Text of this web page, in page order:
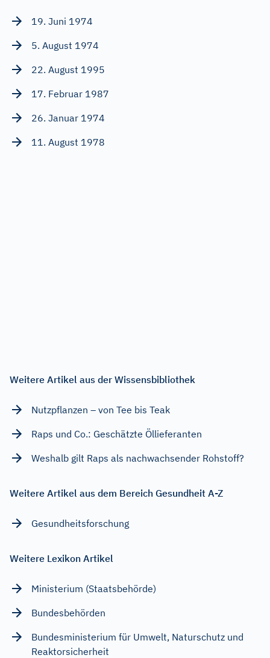
19. Juni 1974
5. August 1974
22. August 1995
17. Februar 1987
26. Januar 1974
11. August 1978
Weitere Artikel aus der Wissensbibliothek
Nutzpflanzen – von Tee bis Teak
Raps und Co.: Geschätzte Öllieferanten
Weshalb gilt Raps als nachwachsender Rohstoff?
Weitere Artikel aus dem Bereich Gesundheit A-Z
Gesundheitsforschung
Weitere Lexikon Artikel
Ministerium (Staatsbehörde)
Bundesbehörden
Bundesministerium für Umwelt, Naturschutz und
Reaktorsicherheit